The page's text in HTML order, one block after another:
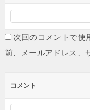
次回のコメントで使
前、メールアドレス、
コメント